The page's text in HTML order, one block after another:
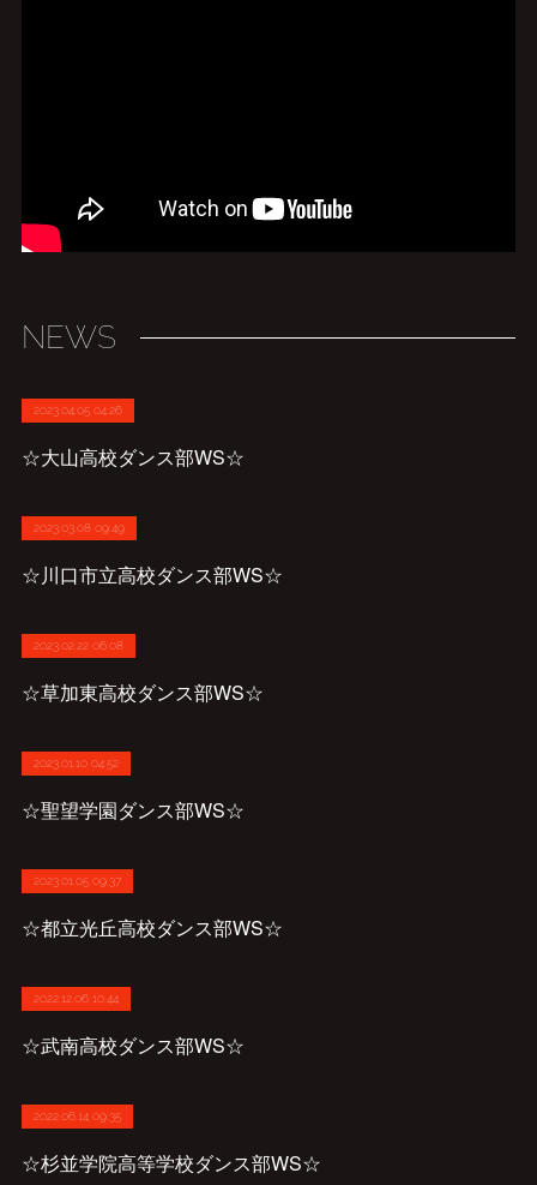
NEWS
2023.04.05 04:26
☆大山高校ダンス部WS☆
2023.03.08 09:49
☆川口市立高校ダンス部WS☆
2023.02.22 06:08
☆草加東高校ダンス部WS☆
2023.01.10 04:52
☆聖望学園ダンス部WS☆
2023.01.05 09:37
☆都立光丘高校ダンス部WS☆
2022.12.06 10:44
☆武南高校ダンス部WS☆
2022.06.14 09:35
☆杉並学院高等学校ダンス部WS☆